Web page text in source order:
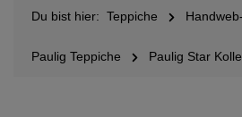
Du bist hier: Teppiche
Paulig Teppiche Paulig Star